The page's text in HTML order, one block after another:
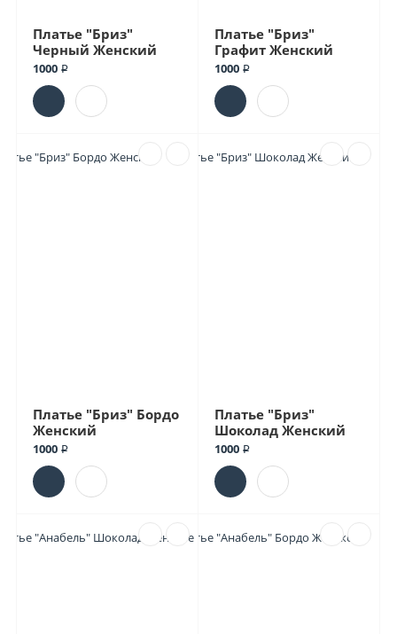
Платье "Бриз"
Черный Женский
1000 ₽
Платье "Бриз"
Графит Женский
1000 ₽
Платье "Бриз" Бордо
Женский
1000 ₽
Платье "Бриз"
Шоколад Женский
1000 ₽